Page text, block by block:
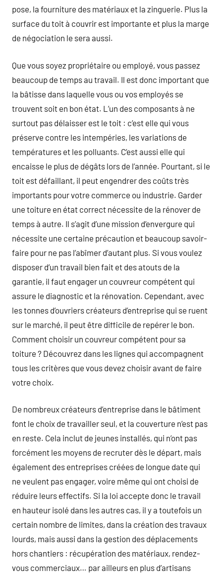
pose, la fourniture des matériaux et la zinguerie. Plus la
surface du toit à couvrir est importante et plus la marge
de négociation le sera aussi.
Que vous soyez propriétaire ou employé, vous passez
beaucoup de temps au travail. Il est donc important que
la bâtisse dans laquelle vous ou vos employés se
trouvent soit en bon état. L’un des composants à ne
surtout pas délaisser est le toit : c’est elle qui vous
préserve contre les intempéries, les variations de
températures et les polluants. C’est aussi elle qui
encaisse le plus de dégâts lors de l’année. Pourtant, si le
toit est défaillant, il peut engendrer des coûts très
importants pour votre commerce ou industrie. Garder
une toiture en état correct nécessite de la rénover de
temps à autre. Il s’agit d’une mission d’envergure qui
nécessite une certaine précaution et beaucoup savoir-
faire pour ne pas l’abîmer d’autant plus. Si vous voulez
disposer d’un travail bien fait et des atouts de la
garantie, il faut engager un couvreur compétent qui
assure le diagnostic et la rénovation. Cependant, avec
les tonnes d’ouvriers créateurs d’entreprise qui se ruent
sur le marché, il peut être difficile de repérer le bon.
Comment choisir un couvreur compétent pour sa
toiture ? Découvrez dans les lignes qui accompagnent
tous les critères que vous devez choisir avant de faire
votre choix.
De nombreux créateurs d’entreprise dans le bâtiment
font le choix de travailler seul, et la couverture n’est pas
en reste. Cela inclut de jeunes installés, qui n’ont pas
forcément les moyens de recruter dès le départ, mais
également des entreprises créées de longue date qui
ne veulent pas engager, voire même qui ont choisi de
réduire leurs effectifs. Si la loi accepte donc le travail
en hauteur isolé dans les autres cas, il y a toutefois un
certain nombre de limites, dans la création des travaux
lourds, mais aussi dans la gestion des déplacements
hors chantiers : récupération des matériaux, rendez-
vous commerciaux… par ailleurs en plus d’artisans